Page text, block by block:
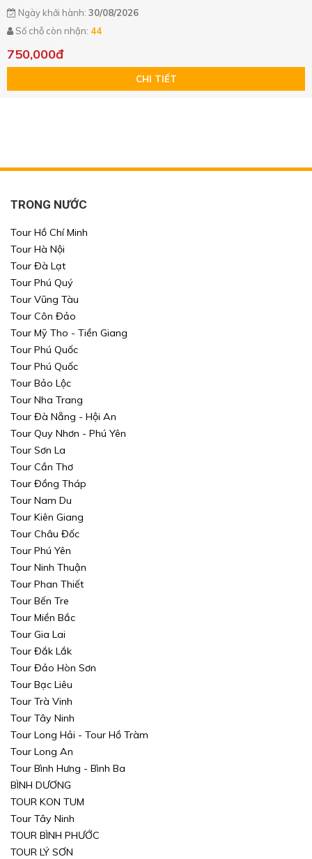
Xin mời Quý khách chọn thông tin cần tìm kiếm
Chọn nơi đến
Xin mời Quý khách chọn thông tin cần tìm kiếm
Chọn nơi đến
Ngày khởi hành: 30/08/2026
Số chỗ còn nhận: 44
750,000đ
CHI TIẾT
TRONG NƯỚC
Tour Hồ Chí Minh
Tour Hà Nội
Tour Đà Lạt
Tour Phú Quý
Tour Vũng Tàu
Tour Côn Đảo
Tour Mỹ Tho - Tiền Giang
Tour Phú Quốc
Tour Phú Quốc
Tour Bảo Lộc
Tour Nha Trang
Tour Đà Nẵng - Hội An
Tour Quy Nhơn - Phú Yên
Tour Sơn La
Tour Cần Thơ
Tour Đồng Tháp
Tour Nam Du
Tour Kiên Giang
Tour Châu Đốc
Tour Phú Yên
Tour Ninh Thuận
Tour Phan Thiết
Tour Bến Tre
Tour Miền Bắc
Tour Gia Lai
Tour Đắk Lắk
Tour Đảo Hòn Sơn
Tour Bạc Liêu
Tour Trà Vinh
Tour Tây Ninh
Tour Long Hải - Tour Hồ Tràm
Tour Long An
Tour Bình Hưng - Bình Ba
BÌNH DƯƠNG
TOUR KON TUM
Tour Tây Ninh
TOUR BÌNH PHƯỚC
TOUR LÝ SƠN